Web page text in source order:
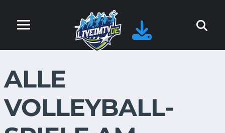
ALLE
VOLLEYBALL-